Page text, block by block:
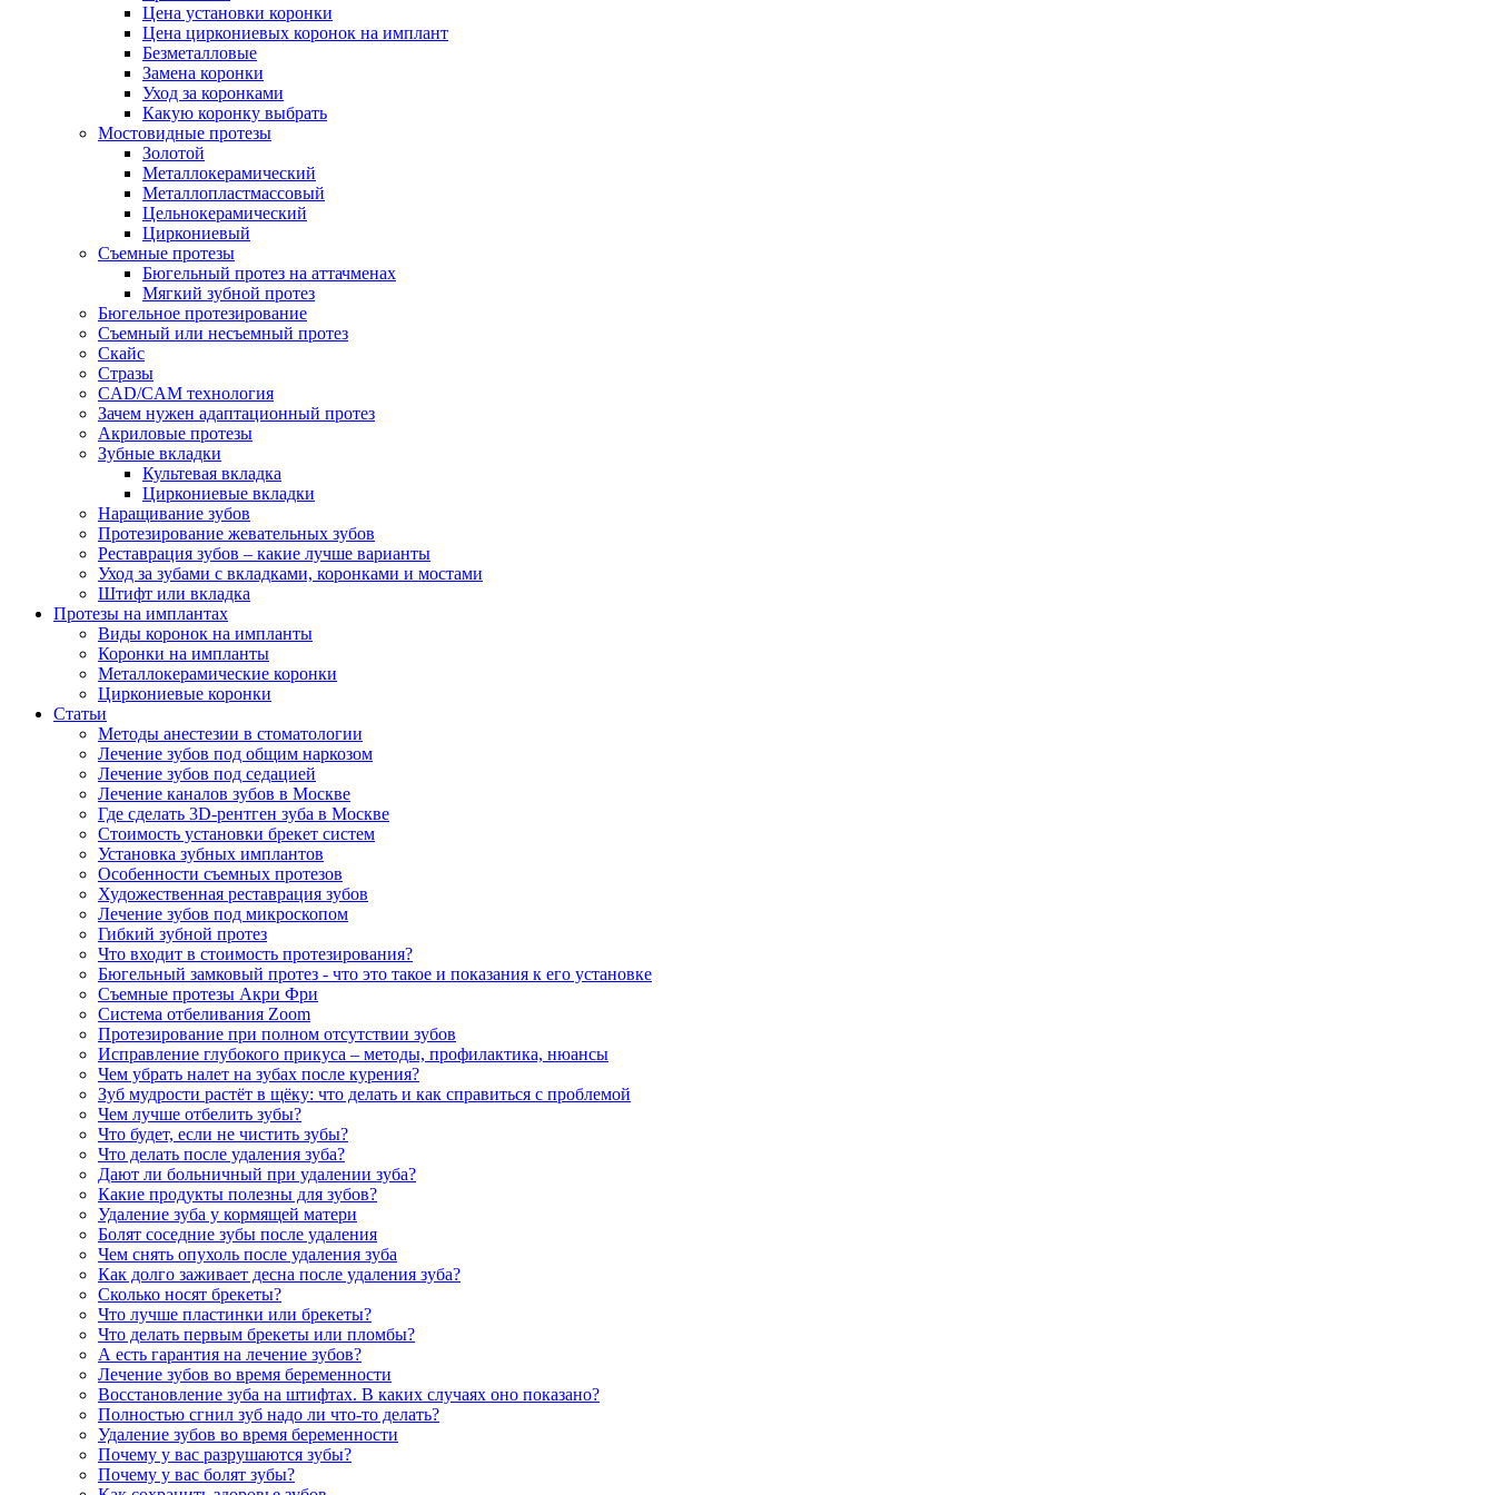
Цена установки коронки
Цена циркониевых коронок на имплант
Безметалловые
Замена коронки
Уход за коронками
Какую коронку выбрать
Мостовидные протезы
Золотой
Металлокерамический
Металлопластмассовый
Цельнокерамический
Циркониевый
Съемные протезы
Бюгельный протез на аттачменах
Мягкий зубной протез
Бюгельное протезирование
Съемный или несъемный протез
Скайс
Стразы
CAD/CAM технология
Зачем нужен адаптационный протез
Акриловые протезы
Зубные вкладки
Культевая вкладка
Циркониевые вкладки
Наращивание зубов
Протезирование жевательных зубов
Реставрация зубов – какие лучше варианты
Уход за зубами с вкладками, коронками и мостами
Штифт или вкладка
Протезы на имплантах
Виды коронок на импланты
Коронки на импланты
Металлокерамические коронки
Циркониевые коронки
Статьи
Методы анестезии в стоматологии
Лечение зубов под общим наркозом
Лечение зубов под седацией
Лечение каналов зубов в Москве
Где сделать 3D-рентген зуба в Москве
Стоимость установки брекет систем
Установка зубных имплантов
Особенности съемных протезов
Художественная реставрация зубов
Лечение зубов под микроскопом
Гибкий зубной протез
Что входит в стоимость протезирования?
Бюгельный замковый протез - что это такое и показания к его установке
Съемные протезы Акри Фри
Система отбеливания Zoom
Протезирование при полном отсутствии зубов
Исправление глубокого прикуса – методы, профилактика, нюансы
Чем убрать налет на зубах после курения?
Зуб мудрости растёт в щёку: что делать и как справиться с проблемой
Чем лучше отбелить зубы?
Что будет, если не чистить зубы?
Что делать после удаления зуба?
Дают ли больничный при удалении зуба?
Какие продукты полезны для зубов?
Удаление зуба у кормящей матери
Болят соседние зубы после удаления
Чем снять опухоль после удаления зуба
Как долго заживает десна после удаления зуба?
Сколько носят брекеты?
Что лучше пластинки или брекеты?
Что делать первым брекеты или пломбы?
А есть гарантия на лечение зубов?
Лечение зубов во время беременности
Восстановление зуба на штифтах. В каких случаях оно показано?
Полностью сгнил зуб надо ли что-то делать?
Удаление зубов во время беременности
Почему у вас разрушаются зубы?
Почему у вас болят зубы?